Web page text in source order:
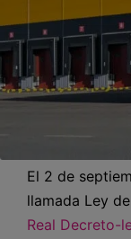
El 2 de
llamada Ley
Real Decreto-